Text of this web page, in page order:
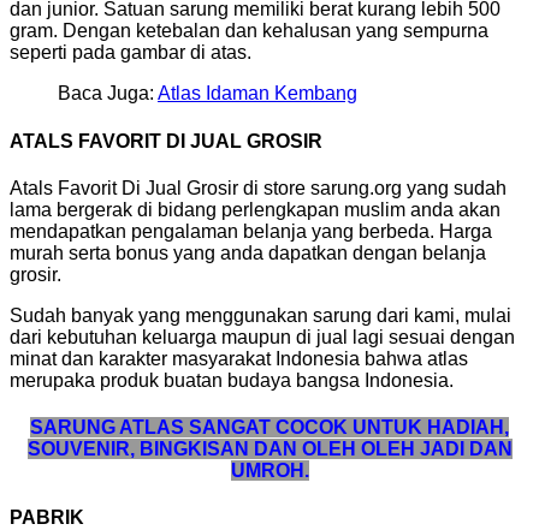
dan junior. Satuan sarung memiliki berat kurang lebih 500
gram. Dengan ketebalan dan kehalusan yang sempurna
seperti pada gambar di atas.
Baca Juga: Atlas Idaman Kembang
ATALS FAVORIT DI JUAL GROSIR
Atals Favorit Di Jual Grosir di store sarung.org yang sudah
lama bergerak di bidang perlengkapan muslim anda akan
mendapatkan pengalaman belanja yang berbeda. Harga
murah serta bonus yang anda dapatkan dengan belanja
grosir.
Sudah banyak yang menggunakan sarung dari kami, mulai
dari kebutuhan keluarga maupun di jual lagi sesuai dengan
minat dan karakter masyarakat Indonesia bahwa atlas
merupaka produk buatan budaya bangsa Indonesia.
SARUNG ATLAS SANGAT COCOK UNTUK HADIAH,
SOUVENIR, BINGKISAN DAN OLEH OLEH JADI DAN
UMROH.
PABRIK